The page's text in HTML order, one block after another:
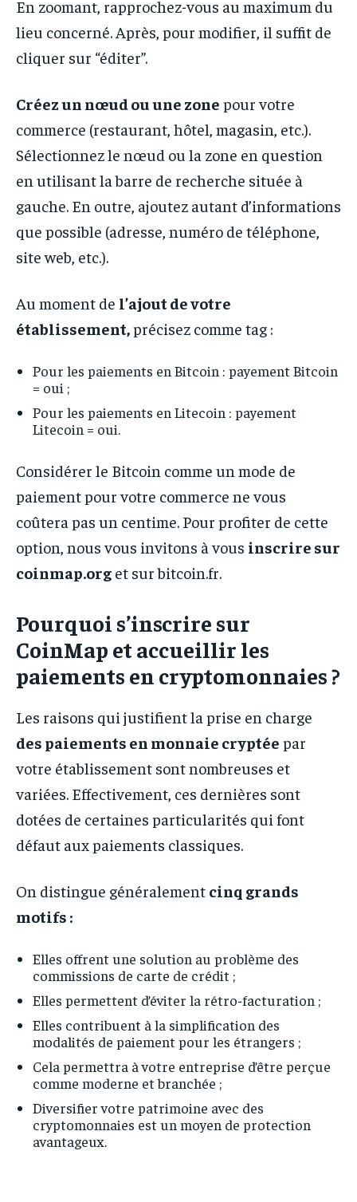
En zoomant, rapprochez-vous au maximum du
lieu concerné. Après, pour modifier, il suffit de
cliquer sur “éditer”.
Créez un nœud ou une zone pour votre
commerce (restaurant, hôtel, magasin, etc.).
Sélectionnez le nœud ou la zone en question
en utilisant la barre de recherche située à
gauche. En outre, ajoutez autant d’informations
que possible (adresse, numéro de téléphone,
site web, etc.).
Au moment de l’ajout de votre
établissement,précisez comme tag :
Pour les paiements en Bitcoin : payement Bitcoin
= oui ;
Pour les paiements en Litecoin : payement
Litecoin = oui.
Considérer le Bitcoin comme un mode de
paiement pour votre commerce ne vous
coûtera pas un centime. Pour profiter de cette
option, nous vous invitons à vous inscrire sur
coinmap.org et sur bitcoin.fr.
Pourquoi s’inscrire sur
CoinMap et accueillir les
paiements en cryptomonnaies ?
Les raisons qui justifient la prise en charge
des paiements en monnaie cryptée par
votre établissement sont nombreuses et
variées. Effectivement, ces dernières sont
dotées de certaines particularités qui font
défaut aux paiements classiques.
On distingue généralement cinq grands
motifs :
Elles offrent une solution au problème des
commissions de carte de crédit ;
Elles permettent d’éviter la rétro-facturation ;
Elles contribuent à la simplification des
modalités de paiement pour les étrangers ;
Cela permettra à votre entreprise d’être perçue
comme moderne et branchée ;
Diversifier votre patrimoine avec des
cryptomonnaies est un moyen de protection
avantageux.